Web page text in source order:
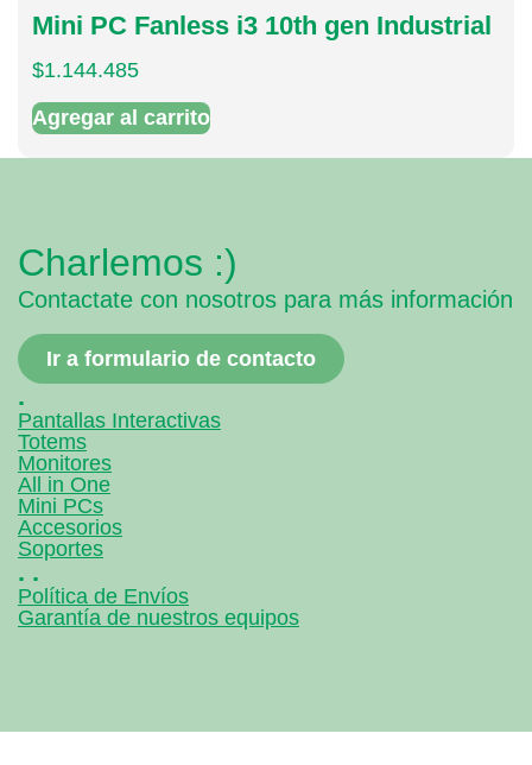
Mini PC Fanless i3 10th gen Industrial
$1.144.485
Agregar al carrito
Charlemos :)
Contactate con nosotros para más información
Ir a formulario de contacto
.
Pantallas Interactivas
Totems
Monitores
All in One
Mini PCs
Accesorios
Soportes
. .
Política de Envíos
Garantía de nuestros equipos